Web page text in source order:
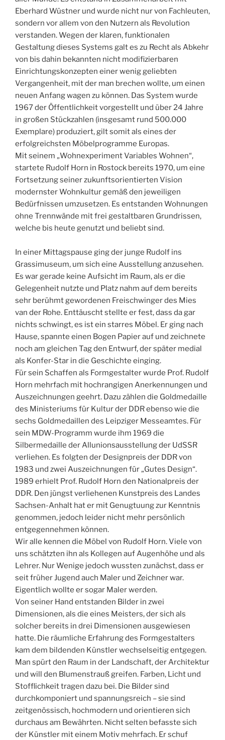
Eberhard Wüstner und wurde nicht nur von Fachleuten,
sondern vor allem von den Nutzern als Revolution
verstanden. Wegen der klaren, funktionalen
Gestaltung dieses Systems galt es zu Recht als Abkehr
von bis dahin bekannten nicht modifizierbaren
Einrichtungskonzepten einer wenig geliebten
Vergangenheit, mit der man brechen wollte, um einen
neuen Anfang wagen zu können. Das System wurde
1967 der Öffentlichkeit vorgestellt und über 24 Jahre
in großen Stückzahlen (insgesamt rund 500.000
Exemplare) produziert, gilt somit als eines der
erfolgreichsten Möbelprogramme Europas.
Mit seinem „Wohnexperiment Variables Wohnen“,
startete Rudolf Horn in Rostock bereits 1970, um eine
Fortsetzung seiner zukunftsorientierten Vision
modernster Wohnkultur gemäß den jeweiligen
Bedürfnissen umzusetzen. Es entstanden Wohnungen
ohne Trennwände mit frei gestaltbaren Grundrissen,
welche bis heute genutzt und beliebt sind.
In einer Mittagspause ging der junge Rudolf ins
Grassimuseum, um sich eine Ausstellung anzusehen.
Es war gerade keine Aufsicht im Raum, als er die
Gelegenheit nutzte und Platz nahm auf dem bereits
sehr berühmt gewordenen Freischwinger des Mies
van der Rohe. Enttäuscht stellte er fest, dass da gar
nichts schwingt, es ist ein starres Möbel. Er ging nach
Hause, spannte einen Bogen Papier auf und zeichnete
noch am gleichen Tag den Entwurf, der später medial
als Konfer-Star in die Geschichte einging.
Für sein Schaffen als Formgestalter wurde Prof. Rudolf
Horn mehrfach mit hochrangigen Anerkennungen und
Auszeichnungen geehrt. Dazu zählen die Goldmedaille
des Ministeriums für Kultur der DDR ebenso wie die
sechs Goldmedaillen des Leipziger Messeamtes. Für
sein MDW-Programm wurde ihm 1969 die
Silbermedaille der Allunionsausstellung der UdSSR
verliehen. Es folgten der Designpreis der DDR von
1983 und zwei Auszeichnungen für „Gutes Design“.
1989 erhielt Prof. Rudolf Horn den Nationalpreis der
DDR. Den jüngst verliehenen Kunstpreis des Landes
Sachsen-Anhalt hat er mit Genugtuung zur Kenntnis
genommen, jedoch leider nicht mehr persönlich
entgegennehmen können.
Wir alle kennen die Möbel von Rudolf Horn. Viele von
uns schätzten ihn als Kollegen auf Augenhöhe und als
Lehrer. Nur Wenige jedoch wussten zunächst, dass er
seit früher Jugend auch Maler und Zeichner war.
Eigentlich wollte er sogar Maler werden.
Von seiner Hand entstanden Bilder in zwei
Dimensionen, als die eines Meisters, der sich als
solcher bereits in drei Dimensionen ausgewiesen
hatte. Die räumliche Erfahrung des Formgestalters
kam dem bildenden Künstler wechselseitig entgegen.
Man spürt den Raum in der Landschaft, der Architektur
und will den Blumenstrauß greifen. Farben, Licht und
Stofflichkeit tragen dazu bei. Die Bilder sind
durchkomponiert und spannungsreich – sie sind
zeitgenössisch, hochmodern und orientieren sich
durchaus am Bewährten. Nicht selten befasste sich
der Künstler mit einem Motiv mehrfach. Er schuf